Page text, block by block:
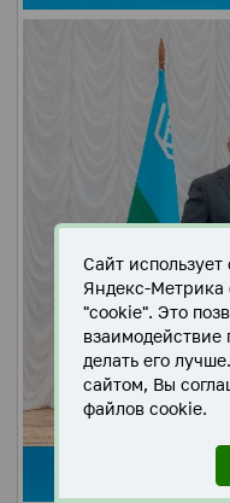
Сайт
Яндекс-Метрика
"cookie". Это
взаимодействие
делать его
сайтом, Вы
файлов cookie.